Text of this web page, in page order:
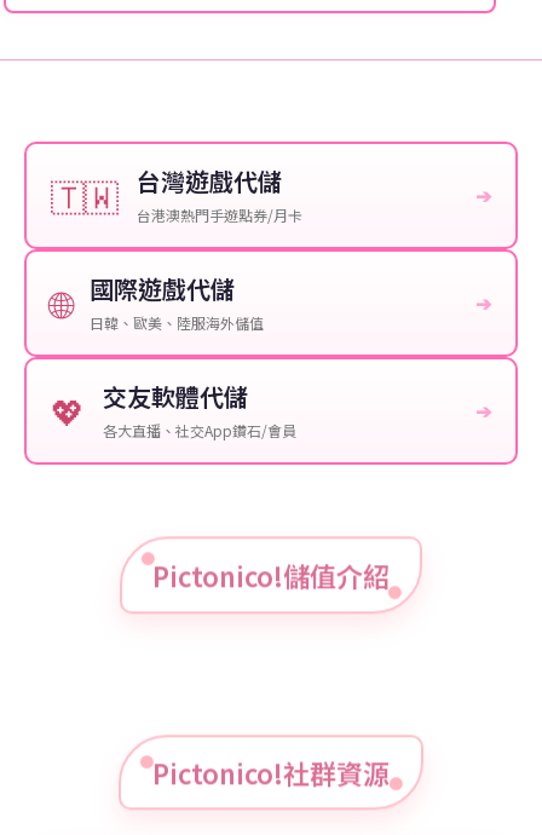
🇹🇼 台灣遊戲代儲
台港澳熱門手遊點券/月卡
➔
🌐 國際遊戲代儲
日韓、歐美、陸服海外儲值
➔
💖 交友軟體代儲
各大直播、社交App鑽石/會員
➔
Pictonico!儲值介紹
Pictonico!社群資源